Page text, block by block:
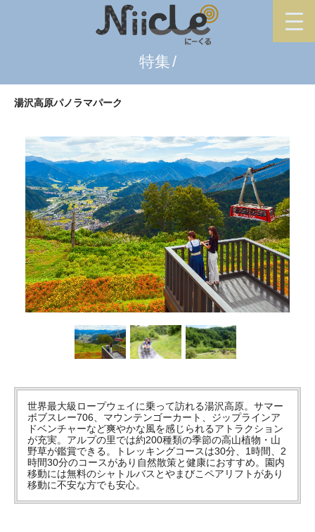
特集
湯沢高原パノラマパーク
世界最大級ロープウェイに乗って訪れる湯沢高原。サマー
ボブスレー706、マウンテンゴーカート、ジップラインア
ドベンチャーなど爽やかな風を感じられるアトラクション
が充実。アルプの里では約200種類の季節の高山植物・山
野草が鑑賞できる。トレッキングコースは30分、1時間、2
時間30分のコースがあり自然散策と健康におすすめ。園内
移動には無料のシャトルバスとやまびこペアリフトがあり
移動に不安な方でも安心。